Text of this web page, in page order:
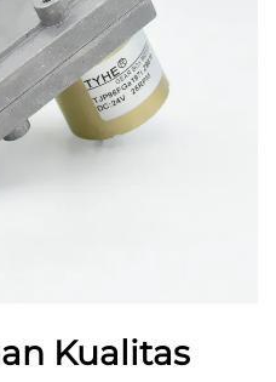
Kualitas